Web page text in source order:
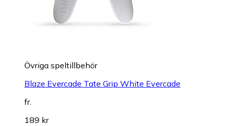
Övriga speltillbehör
Blaze Evercade Tate Grip White Evercade
fr.
189 kr